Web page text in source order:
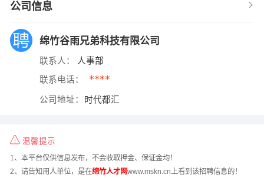
公司信息
绵竹谷雨兄弟科技有限公司
联系人： 人事部
联系电话： ****
公司地址： 时代都汇
温馨提示
1、本平台仅供信息发布，不会收取押金、保证金均！
2、请告知用人单位，是在绵竹人才网www.mskn.cn上看到该招聘信息的！